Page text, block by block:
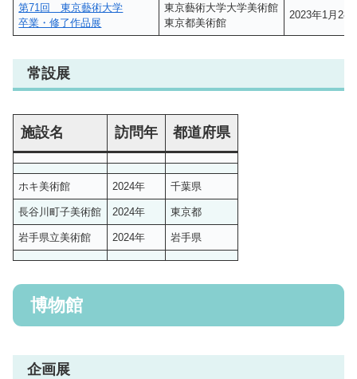
第71回 東京藝術大学
卒業・修了作品展
東京藝術大学大学美術館
東京都美術館
2023年1月28
常設展
施設名 訪問年 都道府県
ホキ美術館 2024年 千葉県
長谷川町子美術館 2024年 東京都
岩手県立美術館 2024年 岩手県
博物館
企画展